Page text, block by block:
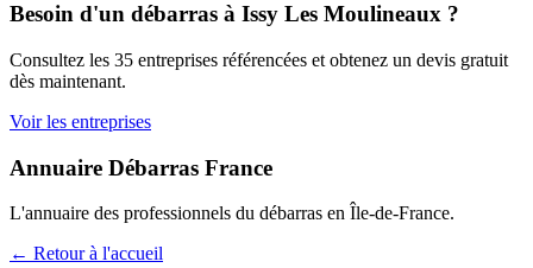
Besoin d'un débarras à Issy Les Moulineaux ?
Consultez les 35 entreprises référencées et obtenez un devis gratuit
dès maintenant.
Voir les entreprises
Annuaire Débarras France
L'annuaire des professionnels du débarras en Île-de-France.
← Retour à l'accueil